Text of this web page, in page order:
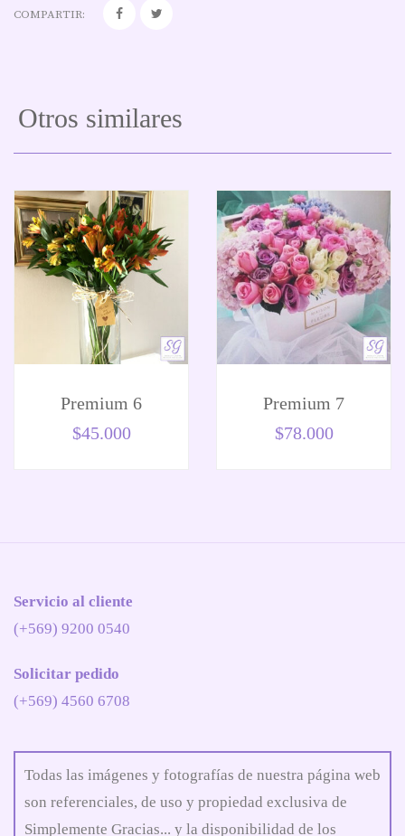
COMPARTIR:
Otros similares
Premium 6
$45.000
Premium 7
$78.000
Servicio al cliente
(+569) 9200 0540
Solicitar pedido
(+569) 4560 6708
Todas las imágenes y fotografías de nuestra página web
son referenciales, de uso y propiedad exclusiva de
Simplemente Gracias... y la disponibilidad de los